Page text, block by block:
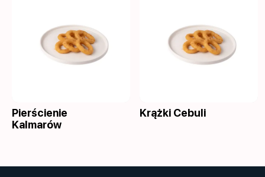
Pierścienie
Kalmarów
Krążki Cebuli